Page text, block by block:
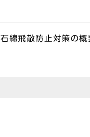
綿飛散防止対策の